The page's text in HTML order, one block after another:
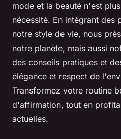
mode et la beauté n'est
nécessité. En intégrant des
notre style de vie, nous
notre planète, mais aussi
des conseils pratiques et
élégance et respect de
Transformez votre routine
d'affirmation, tout en
actuelles.